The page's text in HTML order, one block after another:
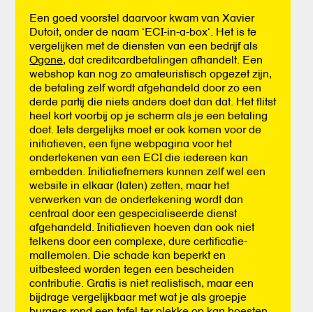
Een goed voorstel daarvoor kwam van Xavier
Dutoit, onder de naam ‘ECI-in-a-box‘. Het is te
vergelijken met de diensten van een bedrijf als
Ogone, dat creditcardbetalingen afhandelt. Een
webshop kan nog zo amateuristisch opgezet zijn,
de betaling zelf wordt afgehandeld door zo een
derde partij die niets anders doet dan dat. Het flitst
heel kort voorbij op je scherm als je een betaling
doet. Iets dergelijks moet er ook komen voor de
initiatieven, een fijne webpagina voor het
ondertekenen van een ECI die iedereen kan
embedden. Initiatiefnemers kunnen zelf wel een
website in elkaar (laten) zetten, maar het
verwerken van de ondertekening wordt dan
centraal door een gespecialiseerde dienst
afgehandeld. Initiatieven hoeven dan ook niet
telkens door een complexe, dure certificatie-
mallemolen. Die schade kan beperkt en
uitbesteed worden tegen een bescheiden
contributie. Gratis is niet realistisch, maar een
bijdrage vergelijkbaar met wat je als groepje